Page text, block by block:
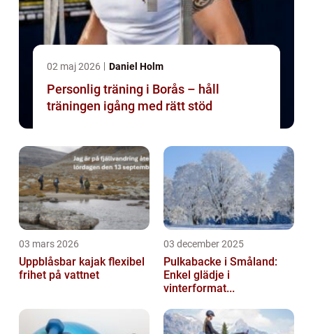
02 maj 2026 Daniel Holm
Personlig träning i Borås – håll
träningen igång med rätt stöd
03 mars 2026
Uppblåsbar kajak flexibel
frihet på vattnet
03 december 2025
Pulkabacke i Småland:
Enkel glädje i
vinterformat...